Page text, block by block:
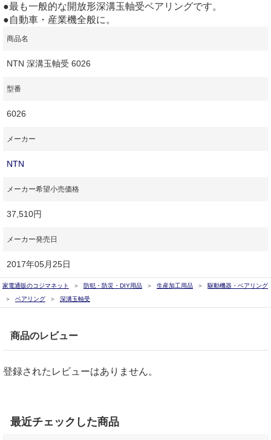
●最も一般的な開放形深溝玉軸受ベアリングです。
●自動車・産業機全般に。
商品名
NTN 深溝玉軸受 6026
型番
6026
メーカー
NTN
メーカー希望小売価格
37,510円
メーカー発売日
2017年05月25日
家電通販のコジマネット 防犯・防災・DIY用品 生産加工用品
駆動機器・ベアリング
ベアリング
深溝玉軸受
商品のレビュー
登録されたレビューはありません。
最近チェックした商品